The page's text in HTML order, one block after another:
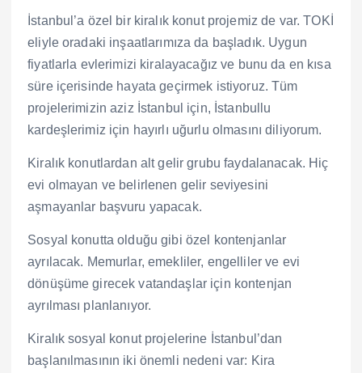
İstanbul’a özel bir kiralık konut projemiz de var. TOKİ
eliyle oradaki inşaatlarımıza da başladık. Uygun
fiyatlarla evlerimizi kiralayacağız ve bunu da en kısa
süre içerisinde hayata geçirmek istiyoruz. Tüm
projelerimizin aziz İstanbul için, İstanbullu
kardeşlerimiz için hayırlı uğurlu olmasını diliyorum.
Kiralık konutlardan alt gelir grubu faydalanacak. Hiç
evi olmayan ve belirlenen gelir seviyesini
aşmayanlar başvuru yapacak.
Sosyal konutta olduğu gibi özel kontenjanlar
ayrılacak. Memurlar, emekliler, engelliler ve evi
dönüşüme girecek vatandaşlar için kontenjan
ayrılması planlanıyor.
Kiralık sosyal konut projelerine İstanbul’dan
başlanılmasının iki önemli nedeni var: Kira